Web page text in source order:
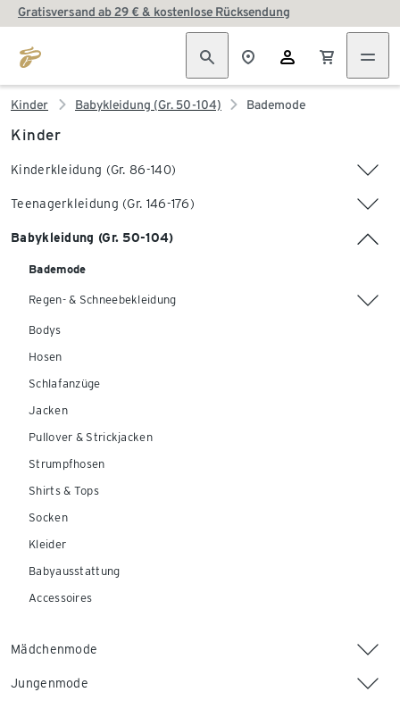
Gratisversand ab 29 € & kostenlose Rücksendung
Kinder Babykleidung (Gr. 50-104) Bademode
Kinder
Kinderkleidung (Gr. 86-140)
Teenagerkleidung (Gr. 146-176)
Babykleidung (Gr. 50-104)
Bademode
Regen- & Schneebekleidung
Bodys
Hosen
Schlafanzüge
Jacken
Pullover & Strickjacken
Strumpfhosen
Shirts & Tops
Socken
Kleider
Babyausstattung
Accessoires
Mädchenmode
Jungenmode